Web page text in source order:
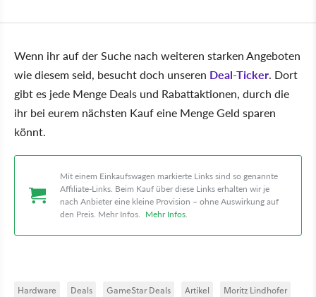
Wenn ihr auf der Suche nach weiteren starken Angeboten
wie diesem seid, besucht doch unseren Deal-Ticker. Dort
gibt es jede Menge Deals und Rabattaktionen, durch die
ihr bei eurem nächsten Kauf eine Menge Geld sparen
könnt.
Mit einem Einkaufswagen markierte Links sind so genannte
Affiliate-Links. Beim Kauf über diese Links erhalten wir je
nach Anbieter eine kleine Provision – ohne Auswirkung auf
den Preis. Mehr Infos. Mehr Infos.
Hardware Deals GameStar Deals Artikel Moritz Lindhofer